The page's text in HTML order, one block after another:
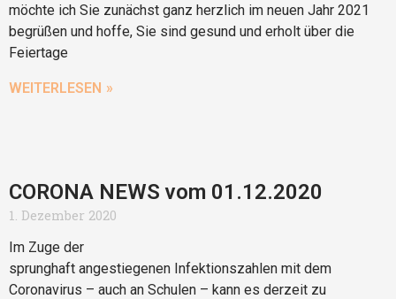
möchte ich Sie zunächst ganz herzlich im neuen Jahr 2021
begrüßen und hoffe, Sie sind gesund und erholt über die
Feiertage
WEITERLESEN »
CORONA NEWS vom 01.12.2020
1. Dezember 2020
Im Zuge der
sprunghaft angestiegenen Infektionszahlen mit dem
Coronavirus – auch an Schulen – kann es derzeit zu